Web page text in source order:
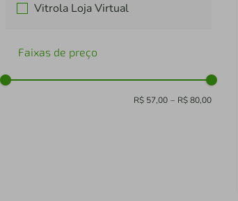
Vitrola Loja Virtual
Faixas de preço
R$ 57,00 – R$ 80,00